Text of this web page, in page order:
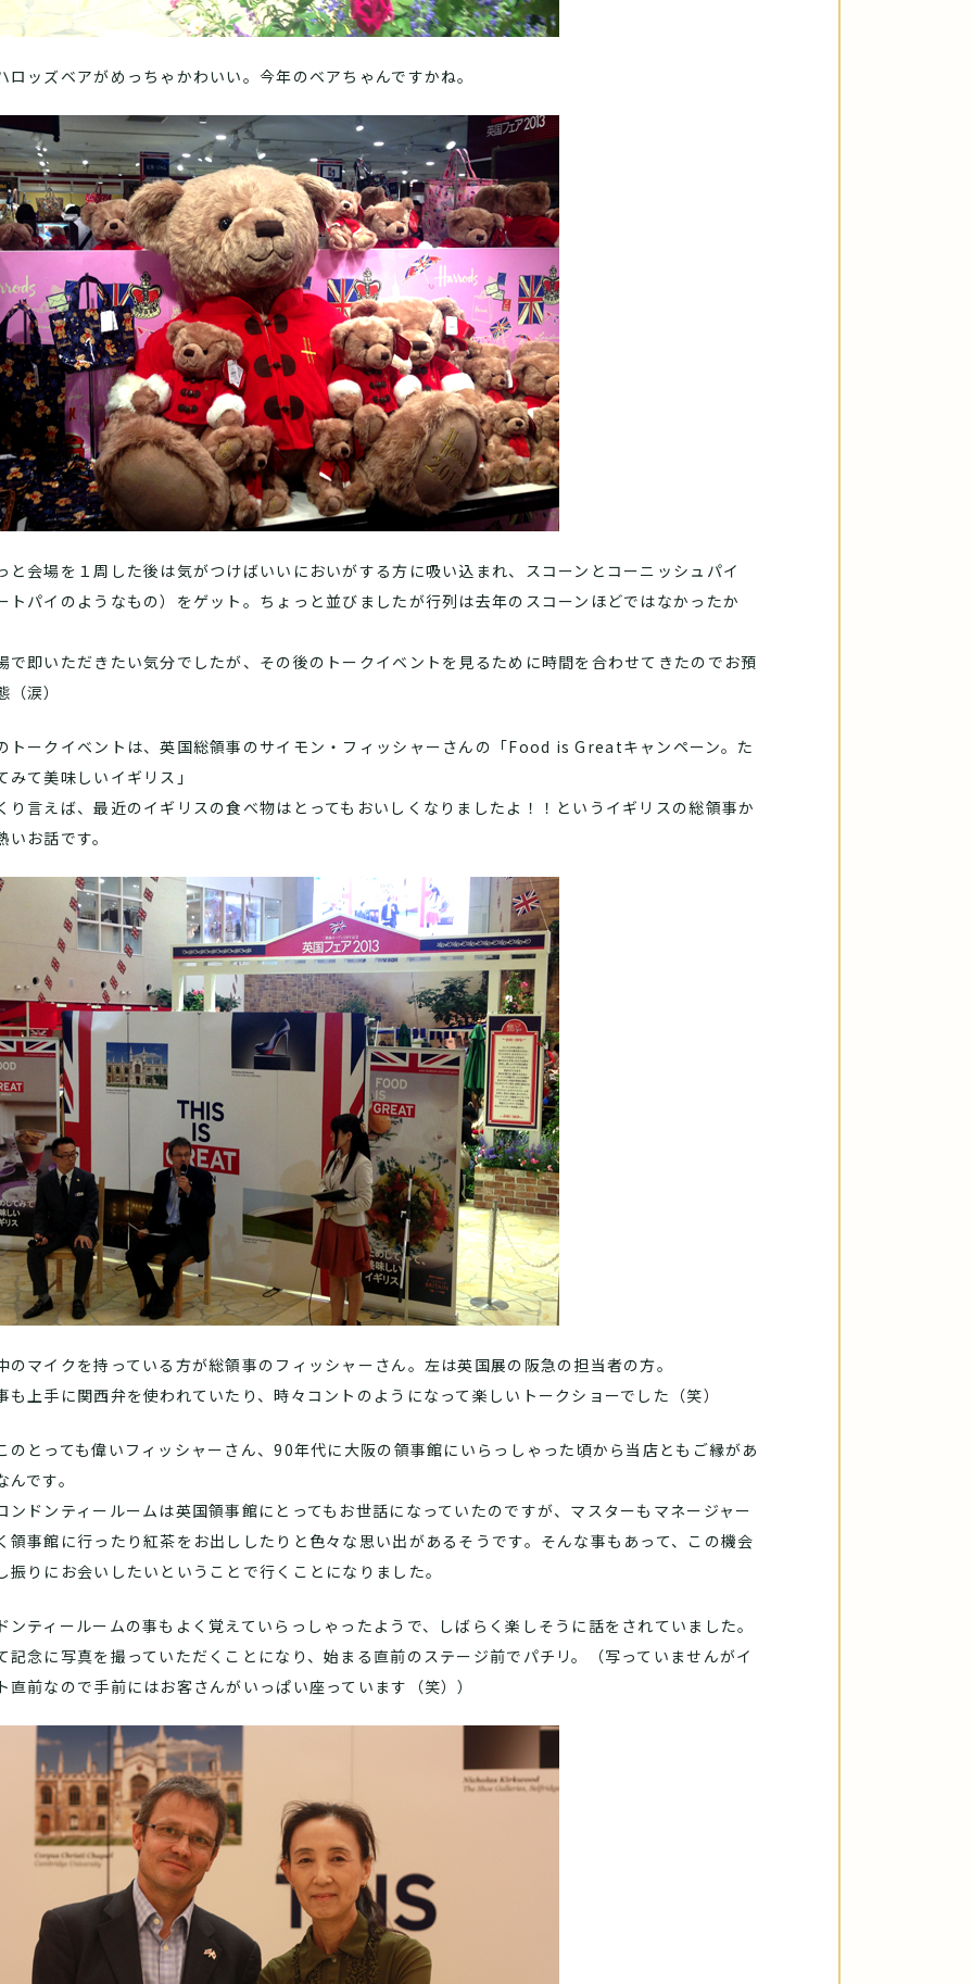
ロッズベアがめっちゃかわいい。今年のベアちゃんですかね。
と会場を１周した後は気がつけばいいにおいがする方に吸い込まれ、スコーンとコーニッシュパイ
トパイのようなもの）をゲット。ちょっと並びましたが行列は去年のスコーンほどではなかったか
で即いただきたい気分でしたが、その後のトークイベントを見るために時間を合わせてきたのでお預
（涙）
トークイベントは、英国総領事のサイモン・フィッシャーさんの「Food is Greatキャンペーン。た
みて美味しいイギリス」
り言えば、最近のイギリスの食べ物はとってもおいしくなりましたよ！！というイギリスの総領事か
いお話です。
のマイクを持っている方が総領事のフィッシャーさん。左は英国展の阪急の担当者の方。
も上手に関西弁を使われていたり、時々コントのようになって楽しいトークショーでした（笑）
のとっても偉いフィッシャーさん、90年代に大阪の領事館にいらっしゃった頃から当店ともご縁があ
んです。
ンドンティールームは英国領事館にとってもお世話になっていたのですが、マスターもマネージャー
領事館に行ったり紅茶をお出ししたりと色々な思い出があるそうです。そんな事もあって、この機会
振りにお会いしたいということで行くことになりました。
ンティールームの事もよく覚えていらっしゃったようで、しばらく楽しそうに話をされていました。
記念に写真を撮っていただくことになり、始まる直前のステージ前でパチリ。（写っていませんがイ
直前なので手前にはお客さんがいっぱい座っています（笑））